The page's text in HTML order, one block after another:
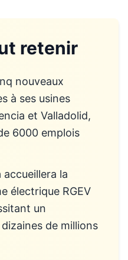
retenir
nouveaux
à ses usines
et Valladolid,
6000 emplois
accueillera la
électrique RGEV
un
de millions